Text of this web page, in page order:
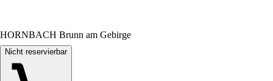
HORNBACH Brunn am Gebirge
Nicht reservierbar